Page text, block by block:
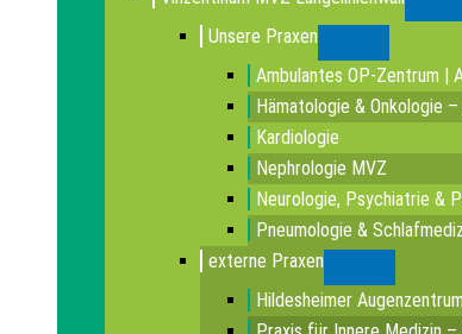
Unsere Praxen
Ambulantes OP-Zentrum |
Hämatologie & Onkologie
Kardiologie
Nephrologie MVZ
Neurologie, Psychiatrie &
Pneumologie &
externe Praxen
Hildesheimer Augenzentrum